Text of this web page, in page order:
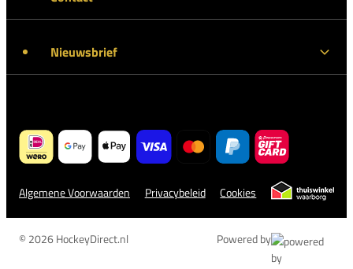
Nieuwsbrief
Algemene Voorwaarden Privacybeleid Cookies
© 2026 HockeyDirect.nl Powered by